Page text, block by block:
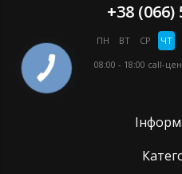
+38 (066)
ПН ВТ СР ЧТ
08:00 - 18:00 call-